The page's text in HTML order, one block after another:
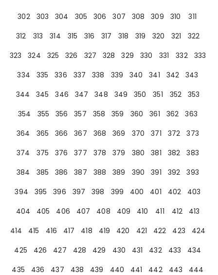
302
303 304 305 306 307 308 309 310
311
312
313 314 315 316 317 318 319 320 321
322
323
324 325 326 327 328 329 330 331 332
333
334
335 336 337 338 339 340 341 342
343
344
345 346 347 348 349 350 351 352
353
354
355 356 357 358 359 360 361 362
363
364
365 366 367 368 369 370 371 372
373
374
375 376 377 378 379 380 381 382
383
384
385 386 387 388 389 390 391 392
393
394
395 396 397 398 399 400 401 402
403
404
405 406 407 408 409 410 411 412
413
414
415 416 417 418 419 420 421 422 423
424
425
426 427 428 429 430 431 432 433
434
435
436 437 438 439 440 441 442 443
444